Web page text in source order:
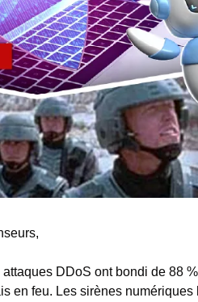
DDoS ont bondi de 88
en feu. Les sirènes